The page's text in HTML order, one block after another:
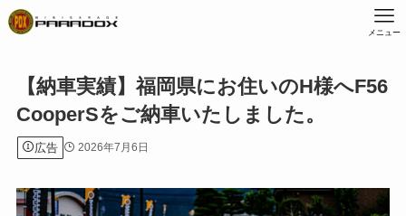
メニュー
【納車実績】福岡県にお住いのH様へF56
CooperSをご納車いたしました。
広告 2026年7月6日